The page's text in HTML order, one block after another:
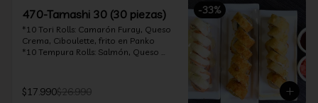
-33%
470-Tamashi 30 (30 piezas)
*10 Tori Rolls: Camarón Furay, Queso
Crema, Ciboulette, frito en Panko
*10 Tempura Rolls: Salmón, Queso
furay, queso crema y cebollín, envuelto
en salmón y bañado en salsa
$17.990$26.990